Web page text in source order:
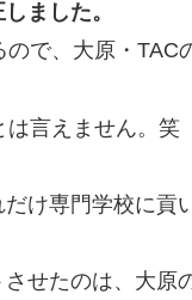
ました。
で、大原・TAC
は言えません。笑
け専門学校に貢
せたのは、大原